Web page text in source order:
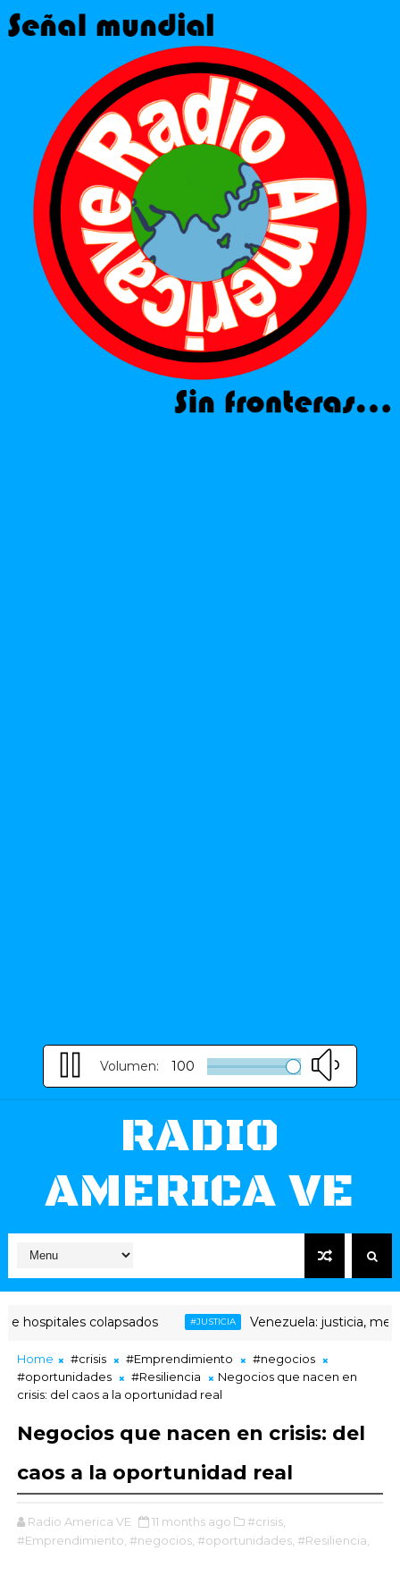
Volumen: 100
RADIO
AMERICA VE
colapsados #JUSTICIA Venezuela: justicia,
Home #crisis #Emprendimiento
#negocios
#oportunidades
#Resiliencia
Negocios que nacen en
crisis: del caos a la oportunidad real
Negocios que nacen en crisis: del
caos a la oportunidad real
Radio America VE 11 months ago
#crisis,
#Emprendimiento, #negocios, #oportunidades, #Resiliencia,